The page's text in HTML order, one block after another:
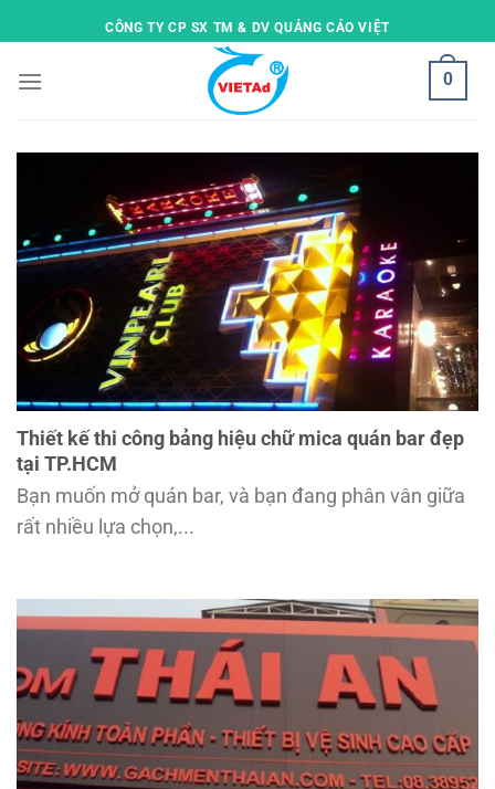
to
CÔNG TY CP SX TM & DV QUẢNG CÁO VIỆT
0
Thiết kế thi công bảng hiệu chữ mica quán bar đẹp
tại TP.HCM
Bạn muốn mở quán bar, và bạn đang phân vân giữa
rất nhiều lựa chọn,...